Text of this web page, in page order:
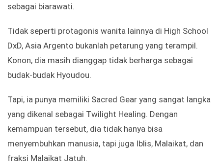
sebagai biarawati.
Tidak seperti protagonis wanita lainnya di High School
DxD, Asia Argento bukanlah petarung yang terampil.
Konon, dia masih dianggap tidak berharga sebagai
budak-budak Hyoudou.
Tapi, ia punya memiliki Sacred Gear yang sangat langka
yang dikenal sebagai Twilight Healing. Dengan
kemampuan tersebut, dia tidak hanya bisa
menyembuhkan manusia, tapi juga Iblis, Malaikat, dan
fraksi Malaikat Jatuh.